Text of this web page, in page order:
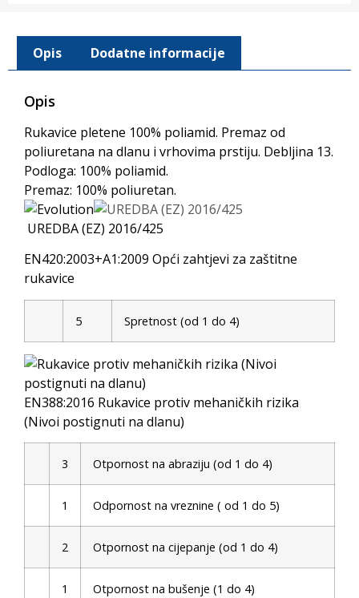
Opis Dodatne informacije
Opis
Rukavice pletene 100% poliamid. Premaz od
poliuretana na dlanu i vrhovima prstiju. Debljina 13.
Podloga: 100% poliamid.
Premaz: 100% poliuretan.
UREDBA (EZ) 2016/425
EN420:2003+A1:2009 Opći zahtjevi za zaštitne
rukavice
5 Spretnost (od 1 do 4)
EN388:2016 Rukavice protiv mehaničkih rizika
(Nivoi postignuti na dlanu)
3 Otpornost na abraziju (od 1 do 4)
1 Odpornost na vreznine ( od 1 do 5)
2 Otpornost na cijepanje (od 1 do 4)
1 Otpornost na bušenje (1 do 4)